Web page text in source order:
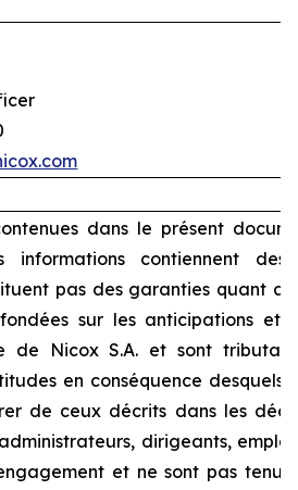
dans le présent
informations contiennent des
pas des garanties quant
sur les anticipations et
de Nicox S.A. et sont
en conséquence desquels
de ceux décrits dans les
dirigeants,
et ne sont pas